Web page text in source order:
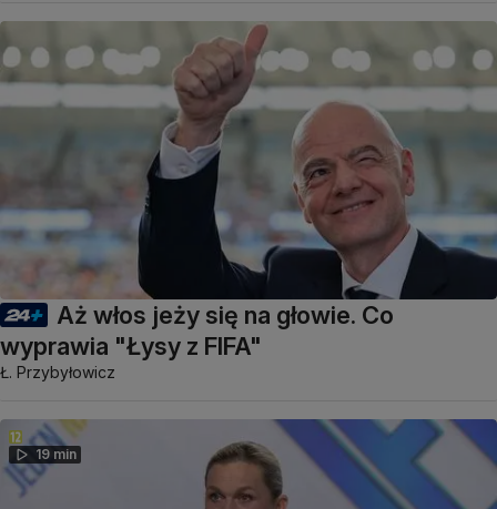
Aż włos jeży się na głowie. Co
wyprawia "Łysy z FIFA"
Ł. Przybyłowicz
19 min